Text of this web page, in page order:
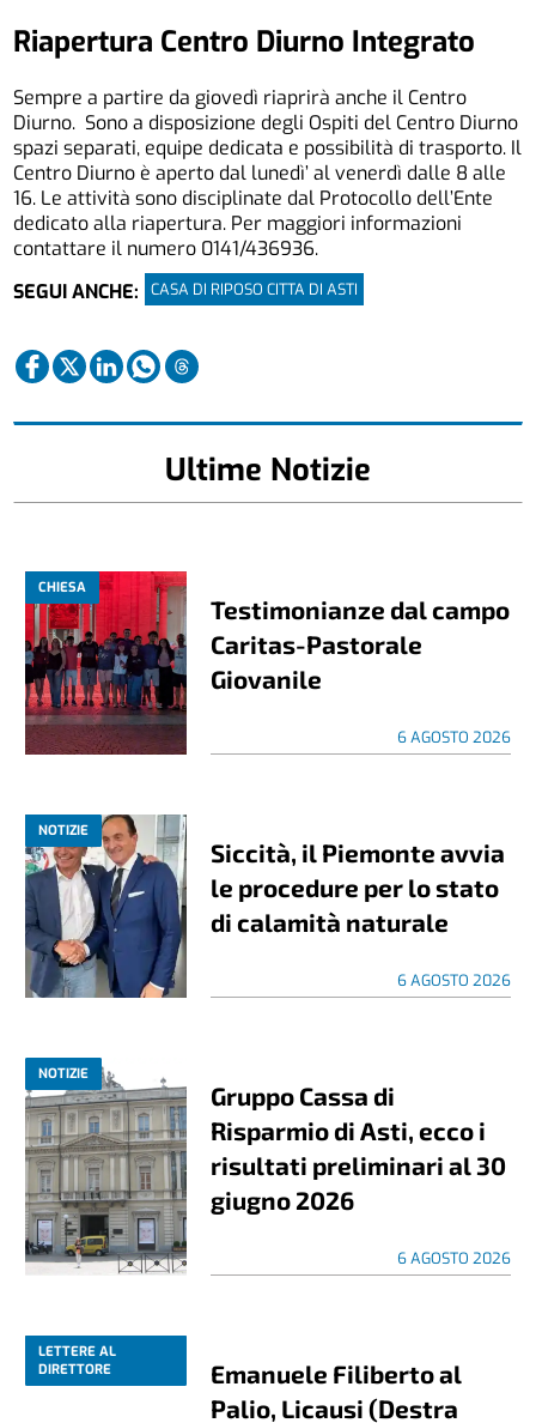
Riapertura Centro Diurno Integrato
Sempre a partire da giovedì riaprirà anche il Centro
Diurno. Sono a disposizione degli Ospiti del Centro Diurno
spazi separati, equipe dedicata e possibilità di trasporto. Il
Centro Diurno è aperto dal lunedì’ al venerdì dalle 8 alle
16. Le attività sono disciplinate dal Protocollo dell’Ente
dedicato alla riapertura. Per maggiori informazioni
contattare il numero 0141/436936.
SEGUI ANCHE:
CASA DI RIPOSO CITTA DI ASTI
Ultime Notizie
CHIESA
Testimonianze dal campo
Caritas-Pastorale
Giovanile
6 AGOSTO 2026
NOTIZIE
Siccità, il Piemonte avvia
le procedure per lo stato
di calamità naturale
6 AGOSTO 2026
NOTIZIE
Gruppo Cassa di
Risparmio di Asti, ecco i
risultati preliminari al 30
giugno 2026
6 AGOSTO 2026
LETTERE AL
DIRETTORE
Emanuele Filiberto al
Palio, Licausi (Destra